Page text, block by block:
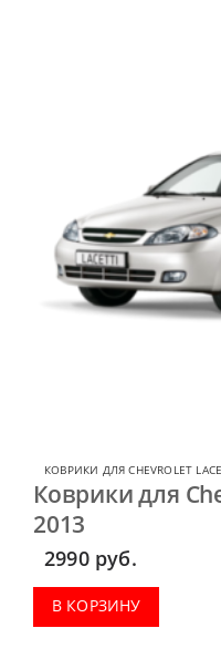
КОВРИКИ ДЛЯ CHEVROLET
Коврики для
2013
2990 руб.
В КОРЗИНУ